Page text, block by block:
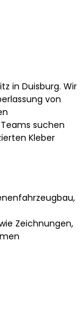
in Duisburg. Wir
von
suchen
Kleber
Zeichnungen,